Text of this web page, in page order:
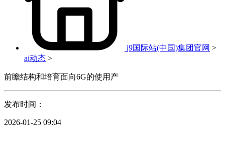
j9国际站(中国)集团官网 >
ai动态 >
前瞻结构和培育面向6G的使用产
发布时间：
2026-01-25 09:04